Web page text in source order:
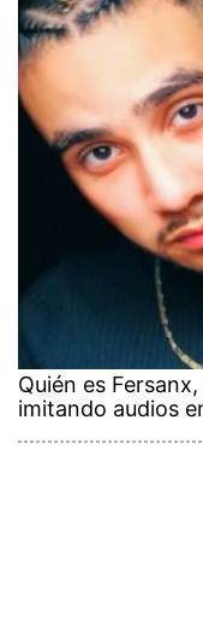
Quién es
imitando audios